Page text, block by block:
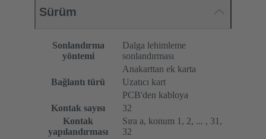
Sürüm
Sonlandırma
yöntemi
Dalga lehimleme
sonlandırması
Bağlantı türü
Anakarttan ek karta
Uzatıcı kart
PCB'den kabloya
Kontak sayısı
32
Kontak
yapılandırması
Sıra a, konum 1, 2, ... , 31,
32